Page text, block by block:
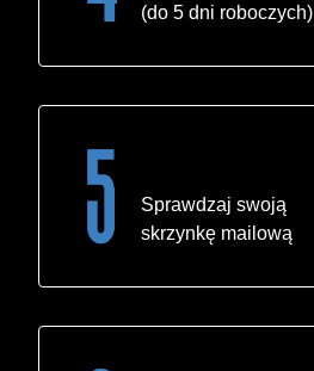
(do 5 dni roboczych)
Sprawdzaj swoją
skrzynkę mailową